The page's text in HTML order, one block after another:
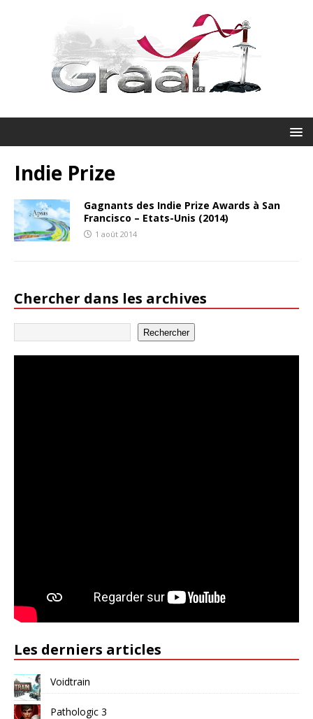
Indie Prize
Gagnants des Indie Prize Awards à San
Francisco – Etats-Unis (2014)
1 août 2014
Chercher dans les archives
Rechercher
Les derniers articles
Voidtrain
Pathologic 3